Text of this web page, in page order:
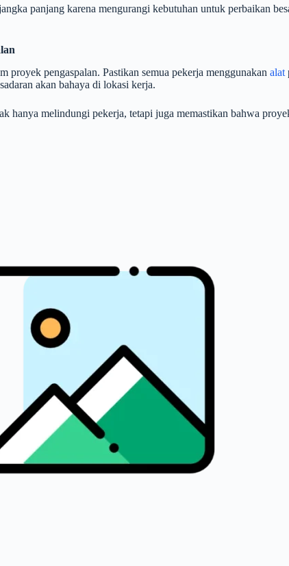
panjang karena mengurangi kebutuhan untuk perbaikan
proyek pengaspalan. Pastikan semua pekerja menggunakan alat
akan bahaya di lokasi kerja.
hanya melindungi pekerja, tetapi juga memastikan bahwa